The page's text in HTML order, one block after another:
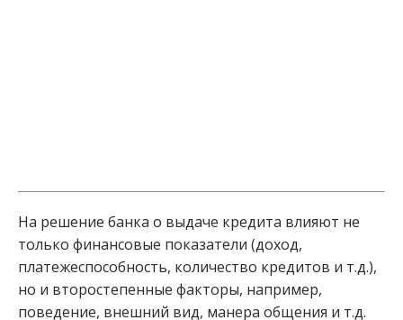
На решение банка о выдаче кредита влияют не
только финансовые показатели (доход,
платежеспособность, количество кредитов и т.д.),
но и второстепенные факторы, например,
поведение, внешний вид, манера общения и т.д.